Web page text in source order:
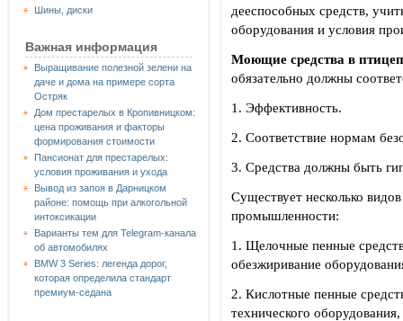
Шины, диски
Важная информация
Выращивание полезной зелени на
даче и дома на примере сорта
Остряк
Дом престарелых в Кропивницком:
цена проживания и факторы
формирования стоимости
Пансионат для престарелых:
условия проживания и ухода
Вывод из запоя в Дарницком
районе: помощь при алкогольной
интоксикации
Варианты тем для Telegram-канала
об автомобилях
BMW 3 Series: легенда дорог,
которая определила стандарт
премиум-седана
дееспособных средств,
оборудования и условия
Моющие средства в
обязательно должны
1. Эффективность.
2. Соответствие нормам
3. Средства должны быть
Существует несколько
промышленности:
1. Щелочные пенные
обезжиривание
2. Кислотные пенные
технического